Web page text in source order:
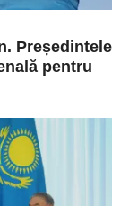
Președintele
pentru